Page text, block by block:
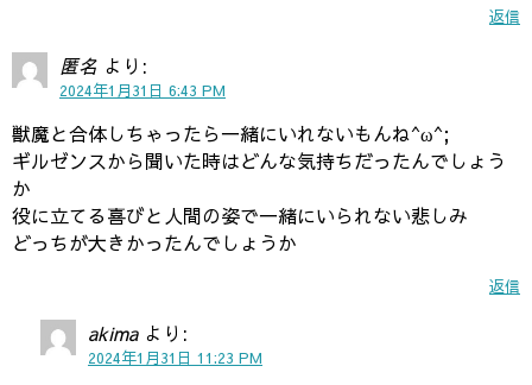
返信
匿名 より:
2024年1月31日 6:43 PM
獣魔と合体しちゃったら一緒にいれないもんね^ω^;
ギルゼンスから聞いた時はどんな気持ちだったんでしょう
か
役に立てる喜びと人間の姿で一緒にいられない悲しみ
どっちが大きかったんでしょうか
返信
akima より:
2024年1月31日 11:23 PM